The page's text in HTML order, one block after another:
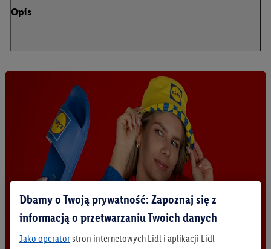
Opis
Dbamy o Twoją prywatność: Zapoznaj się z
informacją o przetwarzaniu Twoich danych
Jako operatorstron internetowych Lidl i aplikacji Lidl